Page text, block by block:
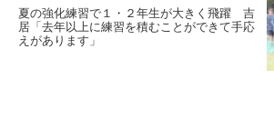
夏の強化練習で１・２年生が大きく飛躍 吉
居「去年以上に練習を積むことができて手応
えがあります」